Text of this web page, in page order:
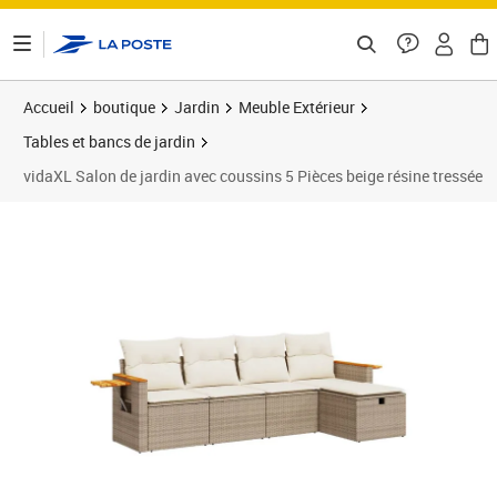
Accueil boutique Jardin
Meuble Extérieur
Tables et bancs de jardin
vidaXL Salon de jardin avec coussins 5 Pièces beige résine tressée